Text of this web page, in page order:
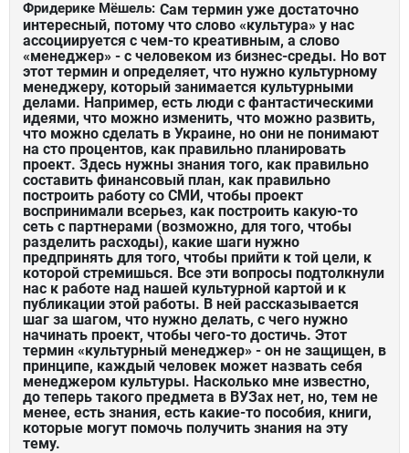
Фридерике Мёшель: Сам термин уже достаточно
интересный, потому что слово «культура» у нас
ассоциируется с чем-то креативным, а слово
«менеджер» - с человеком из бизнес-среды. Но вот
этот термин и определяет, что нужно культурному
менеджеру, который занимается культурными
делами. Например, есть люди с фантастическими
идеями, что можно изменить, что можно развить,
что можно сделать в Украине, но они не понимают
на сто процентов, как правильно планировать
проект. Здесь нужны знания того, как правильно
составить финансовый план, как правильно
построить работу со СМИ, чтобы проект
воспринимали всерьез, как построить какую-то
сеть с партнерами (возможно, для того, чтобы
разделить расходы), какие шаги нужно
предпринять для того, чтобы прийти к той цели, к
которой стремишься. Все эти вопросы подтолкнули
нас к работе над нашей культурной картой и к
публикации этой работы. В ней рассказывается
шаг за шагом, что нужно делать, с чего нужно
начинать проект, чтобы чего-то достичь. Этот
термин «культурный менеджер» - он не защищен, в
принципе, каждый человек может назвать себя
менеджером культуры. Насколько мне известно,
до теперь такого предмета в ВУЗах нет, но, тем не
менее, есть знания, есть какие-то пособия, книги,
которые могут помочь получить знания на эту
тему.